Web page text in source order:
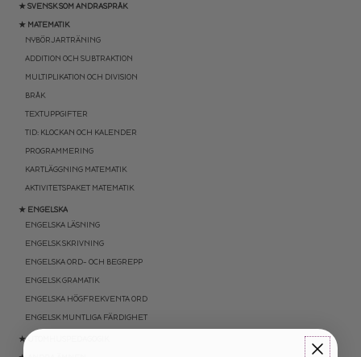
★ SVENSK SOM ANDRASPRÅK
★ MATEMATIK
NYBÖRJARTRÄNING
ADDITION OCH SUBTRAKTION
MULTIPLIKATION OCH DIVISION
BRÅK
TEXTUPPGIFTER
TID: KLOCKAN OCH KALENDER
PROGRAMMERING
KARTLÄGGNING MATEMATIK
AKTIVITETSPAKET MATEMATIK
★ ENGELSKA
ENGELSKA LÄSNING
ENGELSK SKRIVNING
ENGELSKA ORD- OCH BEGREPP
ENGELSK GRAMATIK
ENGELSKA HÖGFREKVENTA ORD
ENGELSK MUNTLIGA FÄRDIGHET
★ UTOMHUSPEDAGOGIK